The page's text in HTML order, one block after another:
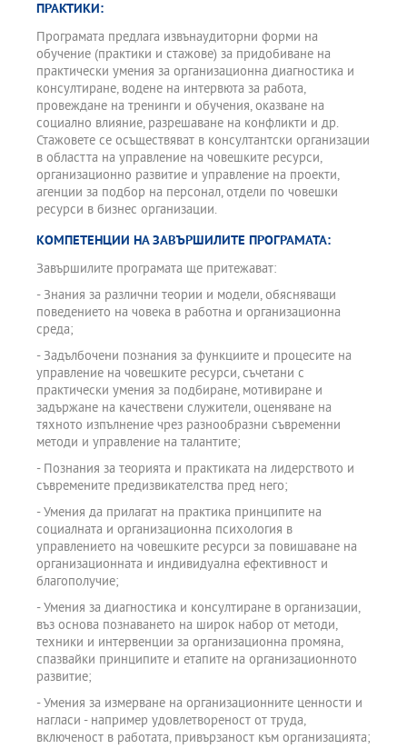
ПРАКТИКИ:
Програмата предлага извънаудиторни форми на
обучение (практики и стажове) за придобиване на
практически умения за организационна диагностика и
консултиране, водене на интервюта за работа,
провеждане на тренинги и обучения, оказване на
социално влияние, разрешаване на конфликти и др.
Стажовете се осъществяват в консултантски организации
в областта на управление на човешките ресурси,
организационно развитие и управление на проекти,
агенции за подбор на персонал, отдели по човешки
ресурси в бизнес организации.
КОМПЕТЕНЦИИ НА ЗАВЪРШИЛИТЕ ПРОГРАМАТА:
Завършилите програмата ще притежават:
- Знания за различни теории и модели, обясняващи
поведението на човека в работна и организационна
среда;
- Задълбочени познания за функциите и процесите на
управление на човешките ресурси, съчетани с
практически умения за подбиране, мотивиране и
задържане на качествени служители, оценяване на
тяхното изпълнение чрез разнообразни съвременни
методи и управление на талантите;
- Познания за теорията и практиката на лидерството и
съвремените предизвикателства пред него;
- Умения да прилагат на практика принципите на
социалната и организационна психология в
управлението на човешките ресурси за повишаване на
организационната и индивидуална ефективност и
благополучие;
- Умения за диагностика и консултиране в организации,
въз основа познаването на широк набор от методи,
техники и интервенции за организационна промяна,
спазвайки принципите и етапите на организационното
развитие;
- Умения за измерване на организационните ценности и
нагласи - например удовлетвореност от труда,
включеност в работата, привързаност към организацията;